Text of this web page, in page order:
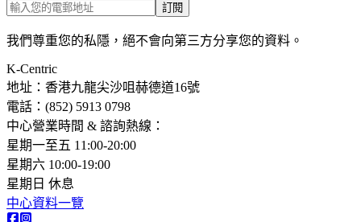
訂閱
我們尊重您的私隱，絕不會向第三方分享您的資料。
K-Centric
地址：香港九龍尖沙咀赫德道16號
電話：(852) 5913 0798​
中心營業時間 & 諮詢熱線：
星期一至五 11:00-20:00
星期六 10:00-19:00
星期日 休息
中心資料一覽